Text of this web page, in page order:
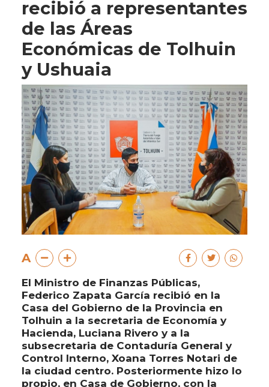
recibió a representantes
de las Áreas
Económicas de Tolhuin
y Ushuaia
A
El Ministro de Finanzas Públicas,
Federico Zapata García recibió en la
Casa del Gobierno de la Provincia en
Tolhuin a la secretaria de Economía y
Hacienda, Luciana Rivero y a la
subsecretaria de Contaduría General y
Control Interno, Xoana Torres Notari de
la ciudad centro. Posteriormente hizo lo
propio, en Casa de Gobierno, con la